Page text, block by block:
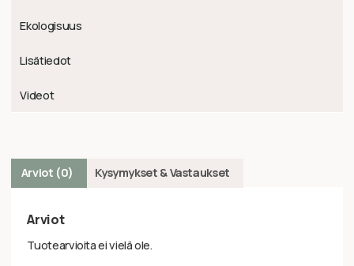
Ekologisuus
Lisätiedot
Videot
Arviot (0) Kysymykset & Vastaukset
Arviot
Tuotearvioita ei vielä ole.